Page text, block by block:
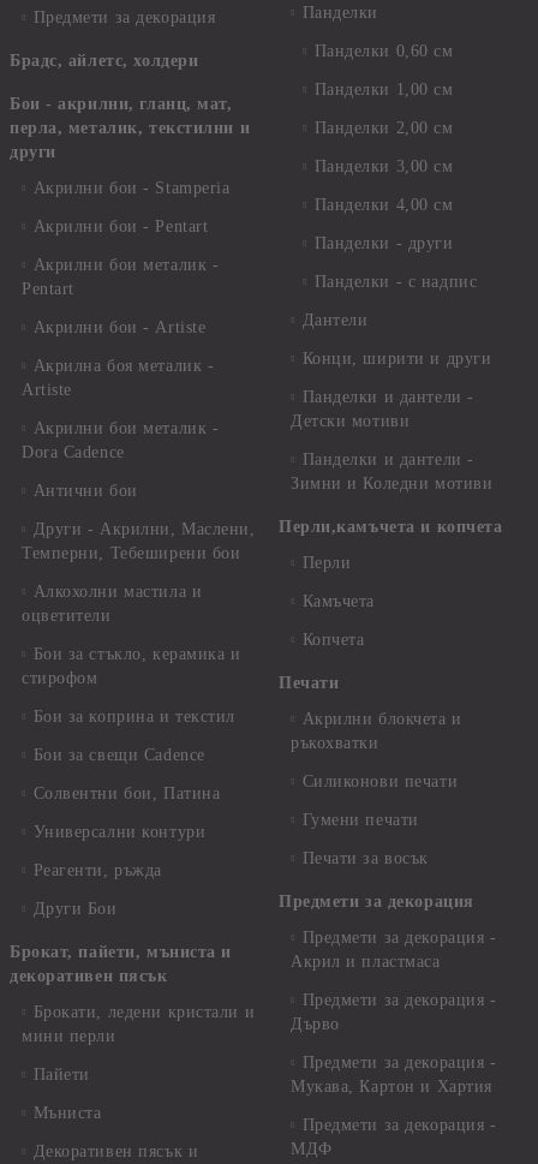
Предмети за декорация
Брадс, айлетс, холдери
Бои - акрилни, гланц, мат,
перла, металик, текстилни и
други
Акрилни бои - Stamperia
Акрилни бои - Pentart
Акрилни бои металик -
Pentart
Акрилни бои - Artiste
Акрилна боя металик -
Artiste
Акрилни бои металик -
Dora Cadence
Антични бои
Други - Акрилни, Маслени,
Темперни, Тебеширени бои
Алкохолни мастила и
оцветители
Бои за стъкло, керамика и
стирофом
Бои за коприна и текстил
Бои за свещи Cadence
Солвентни бои, Патина
Универсални контури
Реагенти, ръжда
Други Бои
Брокат, пайети, мъниста и
декоративен пясък
Брокати, ледени кристали и
мини перли
Пайети
Мъниста
Декоративен пясък и
Панделки
Панделки 0,60 см
Панделки 1,00 см
Панделки 2,00 см
Панделки 3,00 см
Панделки 4,00 см
Панделки - други
Панделки - с надпис
Дантели
Конци, ширити и други
Панделки и дантели -
Детски мотиви
Панделки и дантели -
Зимни и Коледни мотиви
Перли,камъчета и копчета
Перли
Камъчета
Копчета
Печати
Акрилни блокчета и
ръкохватки
Силиконови печати
Гумени печати
Печати за восък
Предмети за декорация
Предмети за декорация -
Акрил и пластмаса
Предмети за декорация -
Дърво
Предмети за декорация -
Мукава, Картон и Хартия
Предмети за декорация -
МДФ